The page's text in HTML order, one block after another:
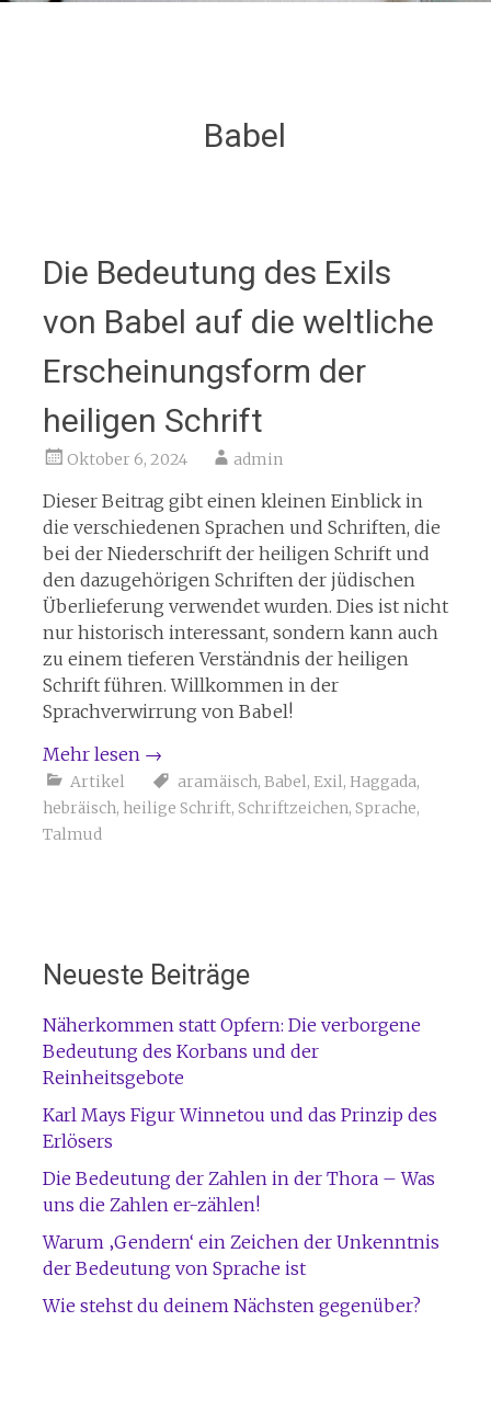
Babel
Die Bedeutung des Exils
von Babel auf die weltliche
Erscheinungsform der
heiligen Schrift
Oktober 6, 2024 admin
Dieser Beitrag gibt einen kleinen Einblick in
die verschiedenen Sprachen und Schriften, die
bei der Niederschrift der heiligen Schrift und
den dazugehörigen Schriften der jüdischen
Überlieferung verwendet wurden. Dies ist nicht
nur historisch interessant, sondern kann auch
zu einem tieferen Verständnis der heiligen
Schrift führen. Willkommen in der
Sprachverwirrung von Babel!
Mehr lesen →
Artikel aramäisch, Babel, Exil, Haggada,
hebräisch, heilige Schrift, Schriftzeichen, Sprache,
Talmud
Neueste Beiträge
Näherkommen statt Opfern: Die verborgene
Bedeutung des Korbans und der
Reinheitsgebote
Karl Mays Figur Winnetou und das Prinzip des
Erlösers
Die Bedeutung der Zahlen in der Thora – Was
uns die Zahlen er-zählen!
Warum ‚Gendern‘ ein Zeichen der Unkenntnis
der Bedeutung von Sprache ist
Wie stehst du deinem Nächsten gegenüber?